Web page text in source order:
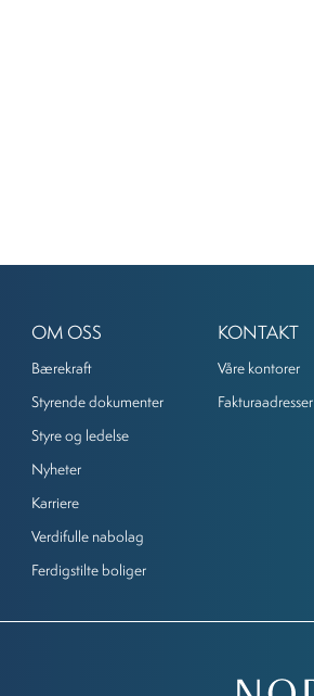
OM OSS
Bærekraft
Styrende dokumenter
Styre og ledelse
Nyheter
Karriere
Verdifulle nabolag
Ferdigstilte boliger
KONTAKT
Våre kontorer
Fakturaadresser